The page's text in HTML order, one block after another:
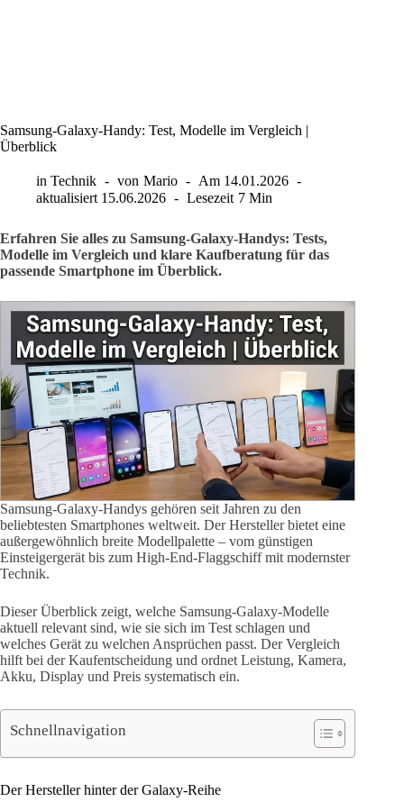
Samsung-Galaxy-Handy: Test, Modelle im Vergleich |
Überblick
in Technik von Mario Am 14.01.2026
aktualisiert 15.06.2026 Lesezeit 7 Min
Erfahren Sie alles zu Samsung-Galaxy-Handys: Tests,
Modelle im Vergleich und klare Kaufberatung für das
passende Smartphone im Überblick.
Samsung-Galaxy-Handys gehören seit Jahren zu den
beliebtesten Smartphones weltweit. Der Hersteller bietet eine
außergewöhnlich breite Modellpalette – vom günstigen
Einsteigergerät bis zum High-End-Flaggschiff mit modernster
Technik.
Dieser Überblick zeigt, welche Samsung-Galaxy-Modelle
aktuell relevant sind, wie sie sich im Test schlagen und
welches Gerät zu welchen Ansprüchen passt. Der Vergleich
hilft bei der Kaufentscheidung und ordnet Leistung, Kamera,
Akku, Display und Preis systematisch ein.
Schnellnavigation
Der Hersteller hinter der Galaxy-Reihe